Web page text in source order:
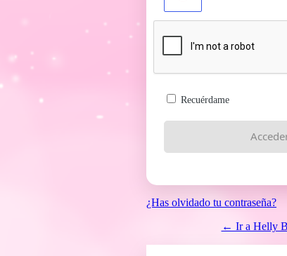
Recuérdame
¿Has olvidado tu contraseña?
← Ir a Helly